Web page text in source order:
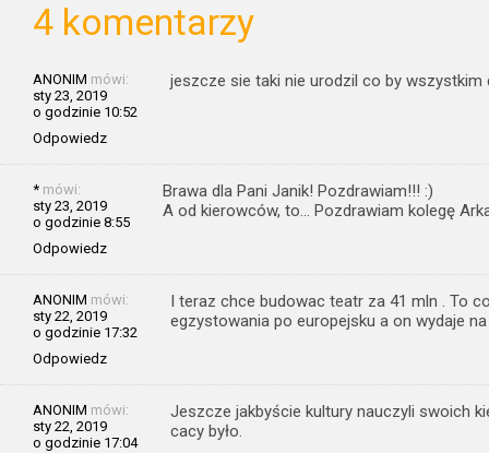
4 komentarzy
ANONIM mówi:
sty 23, 2019
o godzinie 10:52
Odpowiedz
jeszcze sie taki nie urodzil co by wszystkim
* mówi:
sty 23, 2019
o godzinie 8:55
Odpowiedz
Brawa dla Pani Janik! Pozdrawiam!!! :)
A od kierowców, to… Pozdrawiam kolegę
ANONIM mówi:
sty 22, 2019
o godzinie 17:32
Odpowiedz
I teraz chce budowac teatr za 41 mln . To
egzystowania po europejsku a on wydaje
ANONIM mówi:
sty 22, 2019
o godzinie 17:04
Jeszcze jakbyście kultury nauczyli swoich
cacy było.